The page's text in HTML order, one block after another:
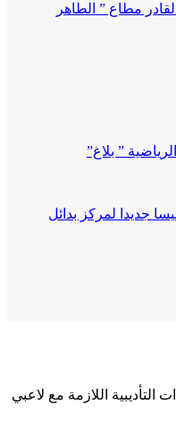
مطاع ” الطاهر
” بلاغ”
جديدا لمركز بدائل
التأديبية اللازمة مع لاعبي